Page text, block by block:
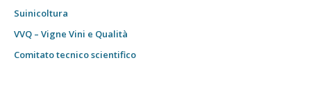
Suinicoltura
VVQ – Vigne Vini e Qualità
Comitato tecnico scientifico